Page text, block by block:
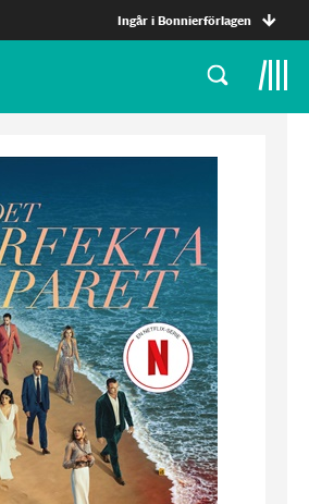
Ingår i Bonnierförlagen